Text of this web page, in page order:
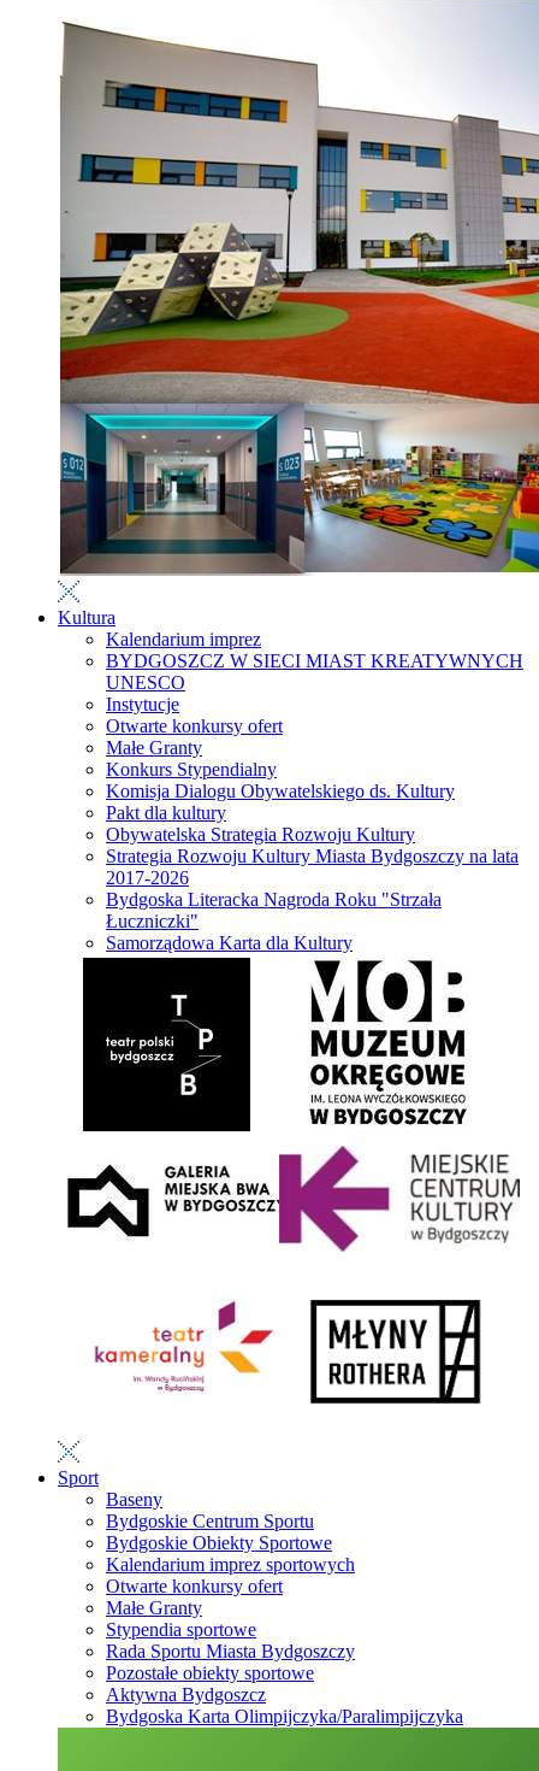
Kultura
Kalendarium imprez
BYDGOSZCZ W SIECI MIAST KREATYWNYCH
UNESCO
Instytucje
Otwarte konkursy ofert
Małe Granty
Konkurs Stypendialny
Komisja Dialogu Obywatelskiego ds. Kultury
Pakt dla kultury
Obywatelska Strategia Rozwoju Kultury
Strategia Rozwoju Kultury Miasta Bydgoszczy na lata
2017-2026
Bydgoska Literacka Nagroda Roku "Strzała
Łuczniczki"
Samorządowa Karta dla Kultury
Sport
Baseny
Bydgoskie Centrum Sportu
Bydgoskie Obiekty Sportowe
Kalendarium imprez sportowych
Otwarte konkursy ofert
Małe Granty
Stypendia sportowe
Rada Sportu Miasta Bydgoszczy
Pozostałe obiekty sportowe
Aktywna Bydgoszcz
Bydgoska Karta Olimpijczyka/Paralimpijczyka